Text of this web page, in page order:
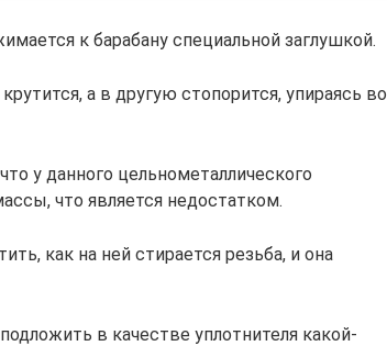
к барабану специальной заглушкой.
а в другую стопорится, упираясь во
у данного цельнометаллического
что является недостатком.
как на ней стирается резьба, и она
в качестве уплотнителя какой-